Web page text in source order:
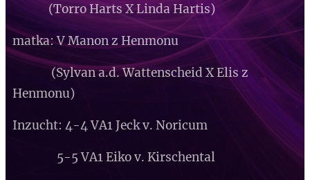
(Torro Harts X Linda Hartis)
matka: V Manon z Henmonu
(Sylvan a.d. Wattenscheid X Elis z
Henmonu)
Inzucht: 4-4 VA1 Jeck v. Noricum
5-5 VA1 Eiko v. Kirschental